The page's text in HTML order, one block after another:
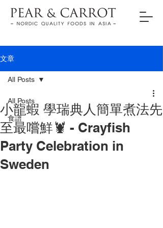
文章
All Posts
食譜
All Posts
小龍蝦 學瑞典人簡單煮法先
至最嚐鮮🦞 - Crayfish
Party Celebration in
Sweden